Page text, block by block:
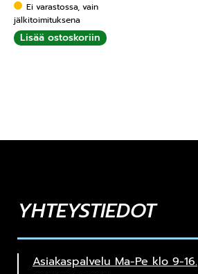
Ei varastossa, vain
jälkitoimituksena
Lisää ostoskoriin
YHTEYSTIEDOT
Asiakaspalvelu Ma-Pe klo 9-16.